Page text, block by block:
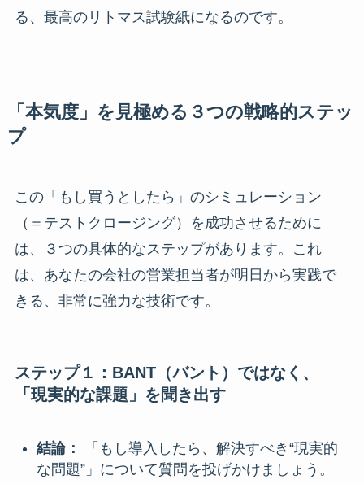
る、最高のリトマス試験紙になるのです。
「本気度」を見極める３つの戦略的ステッ
プ
この「もし買うとしたら」のシミュレーション
（＝テストクロージング）を成功させるために
は、３つの具体的なステップがあります。これ
は、あなたの会社の営業担当者が明日から実践で
きる、非常に強力な技術です。
ステップ１：BANT（バント）ではなく、
「現実的な課題」を聞き出す
結論：
「もし導入したら、解決すべき“現実的
な問題”」について質問を投げかけましょう。